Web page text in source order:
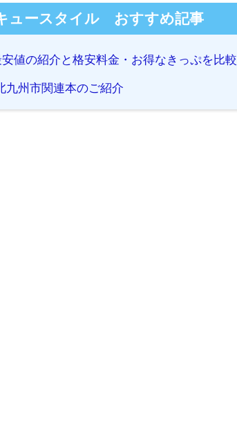
ュースタイル おすすめ記事
安値の紹介と格安料金・お得なきっぷを比較
九州市関連本のご紹介